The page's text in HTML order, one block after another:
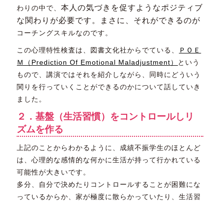
わりの中で、本人の気づきを促すようなポジティブ
な関わりが必要です。まさに、それができるのが
コーチングスキルなのです。
この心理特性検査は、図書文化社からでている、
ＰＯＥ
Ｍ（Prediction Of Emotional Maladjustment） という
もので、講演ではそれを紹介しながら、同時にどういう
関りを行っていくことができるのかについて話していき
ました。
２．基盤（生活習慣）をコントロールしリ
ズムを作る
上記のことからわかるように、成績不振学生のほとんど
は、心理的な感情的な何かに生活が持って行かれている
可能性が大きいです。
多分、自分で決めたりコントロールすることが困難にな
っているからか、家が極度に散らかっていたり、生活習